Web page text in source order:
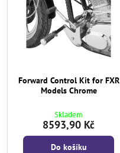
Forward Control Kit for FXR
Models Chrome
Skladem
8593,90 Kč
Do košíku